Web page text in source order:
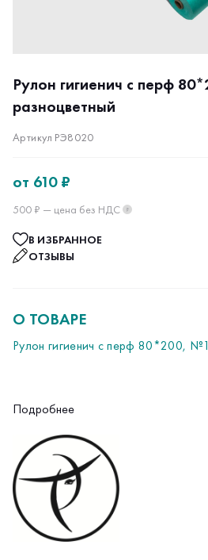
Рулон гигиенич с перф
разноцветный
Артикул РЭ8020
от 610 ₽
500 ₽ — цена без НДС ?
В ИЗБРАННОЕ
ОТЗЫВЫ
О ТОВАРЕ
Рулон гигиенич с перф 80*200,
Подробнее